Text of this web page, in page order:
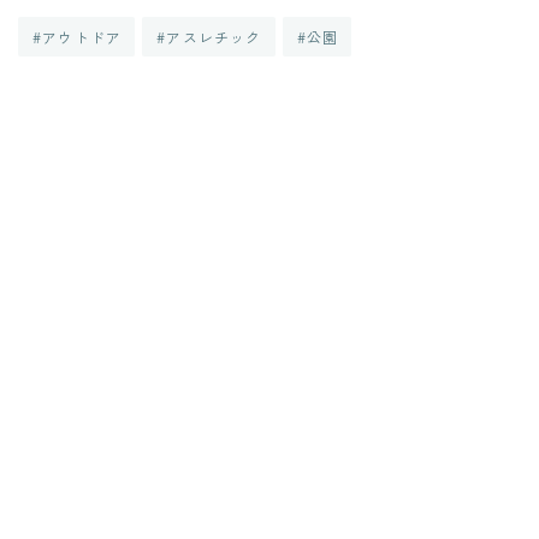
#アウトドア #アスレチック #公園